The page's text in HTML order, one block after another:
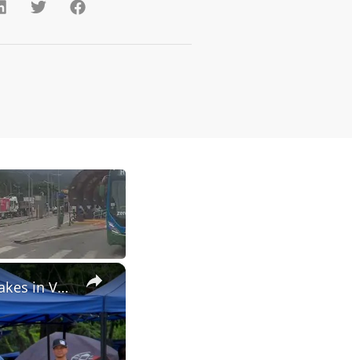
×
Venezuela: Temporary camp shelters families after twin earthquakes in Venezuela.